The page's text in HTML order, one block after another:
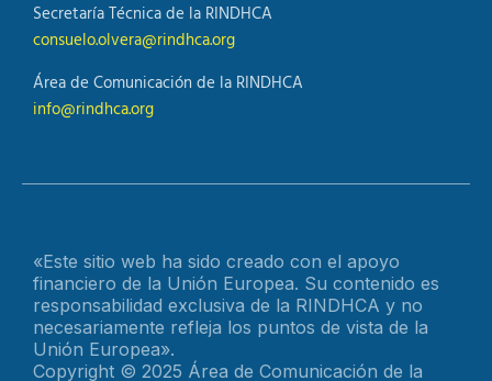
Secretaría Técnica de la RINDHCA
consuelo.olvera@rindhca.org
Área de Comunicación de la RINDHCA
info@rindhca.org
«Este sitio web ha sido creado con el apoyo
financiero de la Unión Europea. Su contenido es
responsabilidad exclusiva de la RINDHCA y no
necesariamente refleja los puntos de vista de la
Unión Europea».
Copyright © 2025 Área de Comunicación de la